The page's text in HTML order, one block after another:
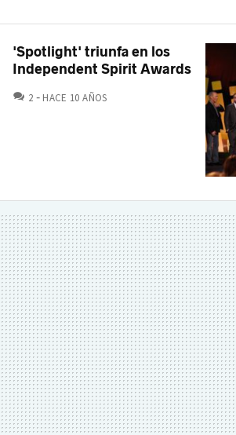
'Spotlight' triunfa en los
Independent Spirit Awards
2 COMENTARIOS
HACE 10 AÑOS